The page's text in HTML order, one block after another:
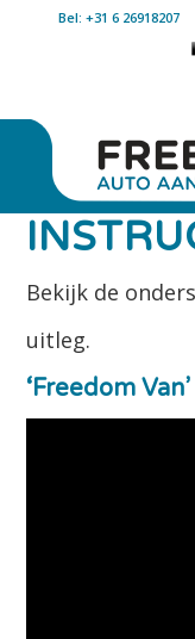
Bel: +31 6 26918207
Bekijk de
uitleg.
‘Freedom